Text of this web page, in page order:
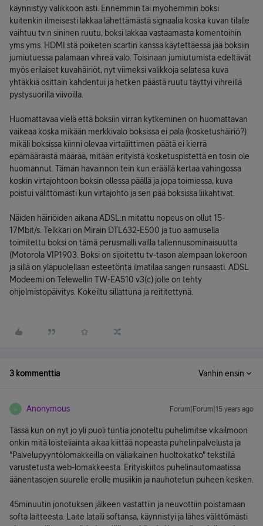
käynnistyy valikkoon asti. Ennemmin tai myöhemmin boksi
kuitenkin ilmeisesti lakkaa lähettämästä signaalia koska kuvan tilalle
vaihtuu tv:n sininen ruutu, boksi lakkaa vastaamasta komentoihin
yms yms. HDMI:stä poiketen scartin kanssa käytettäessä jää boksiin
jumiutuessa palamaan vihreä valo. Toisinaan jumiutumista edeltävät
myös erilaiset kuvahäiriöt, nyt viimeksi valikkoja selatesa kuva
yhtäkkiä osittain kahdentui ja hetken päästä ruutu täyttyi vihreillä
pystysuorilla viivoilla.
Huomattavaa vielä että boksiin virran kytkeminen on huomattavan
vaikeaa koska mikään merkkivalo boksissa ei pala (kosketushäiriö?)
mikäli boksissa kiinni olevaa virtaliittimen päätä ei kierrä
epämääräistä määrää, mitään erityistä kosketuspistettä en tosin ole
huomannut. Tämän havainnon tein kun eräällä kertaa vahingossa
koskin virtajohtoon boksin ollessa päällä ja jopa toimiessa, kuva
poistui välittömästi kun virtajohto ja sen pää boksissa liikahtivat.
Näiden häiriöiden aikana ADSL:n mitattu nopeus on ollut 15-
17Mbit/s. Telkkari on Mirain DTL632-E500 ja tuo aamusella
toimitettu boksi on tämä perusmalli vailla tallennusominaisuutta
(Motorola VIP1903. Boksi on sijoitettu tv-tason alempaan lokeroon
ja sillä on yläpuolellaan esteetöntä ilmatilaa sangen runsaasti. ADSL
Modeemi on Telewellin TW-EA510 v3(c) jolle on tehty
ohjelmistopäivitys. Kokeiltu sillattuna ja reititettynä.
3 kommenttia Vanhin ensin
A Anonymous Forum|Forum|15 years ago
Tässä kun on nyt jo yli puoli tuntia jonoteltu puhelimitse vikailmoon
onkin mitä loisteliainta aikaa kiittää nopeasta puhelinpalvelusta ja
"Palvelupyyntölomakkeilla on väliaikainen huoltokatko" tekstillä
varustetusta web-lomakkeesta. Erityiskiitos puhelinautomaatissa
äänentasojen suurelle erolle musiikin ja nauhotetun puheen kesken.
45minuutin jonotuksen jälkeen vastattiin ja neuvottiin poistamaan
softa laitteesta. Laite lataili softansa, käynnistyi ja lähes välittömästi